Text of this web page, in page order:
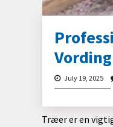
July 19, 2025
Træer er en